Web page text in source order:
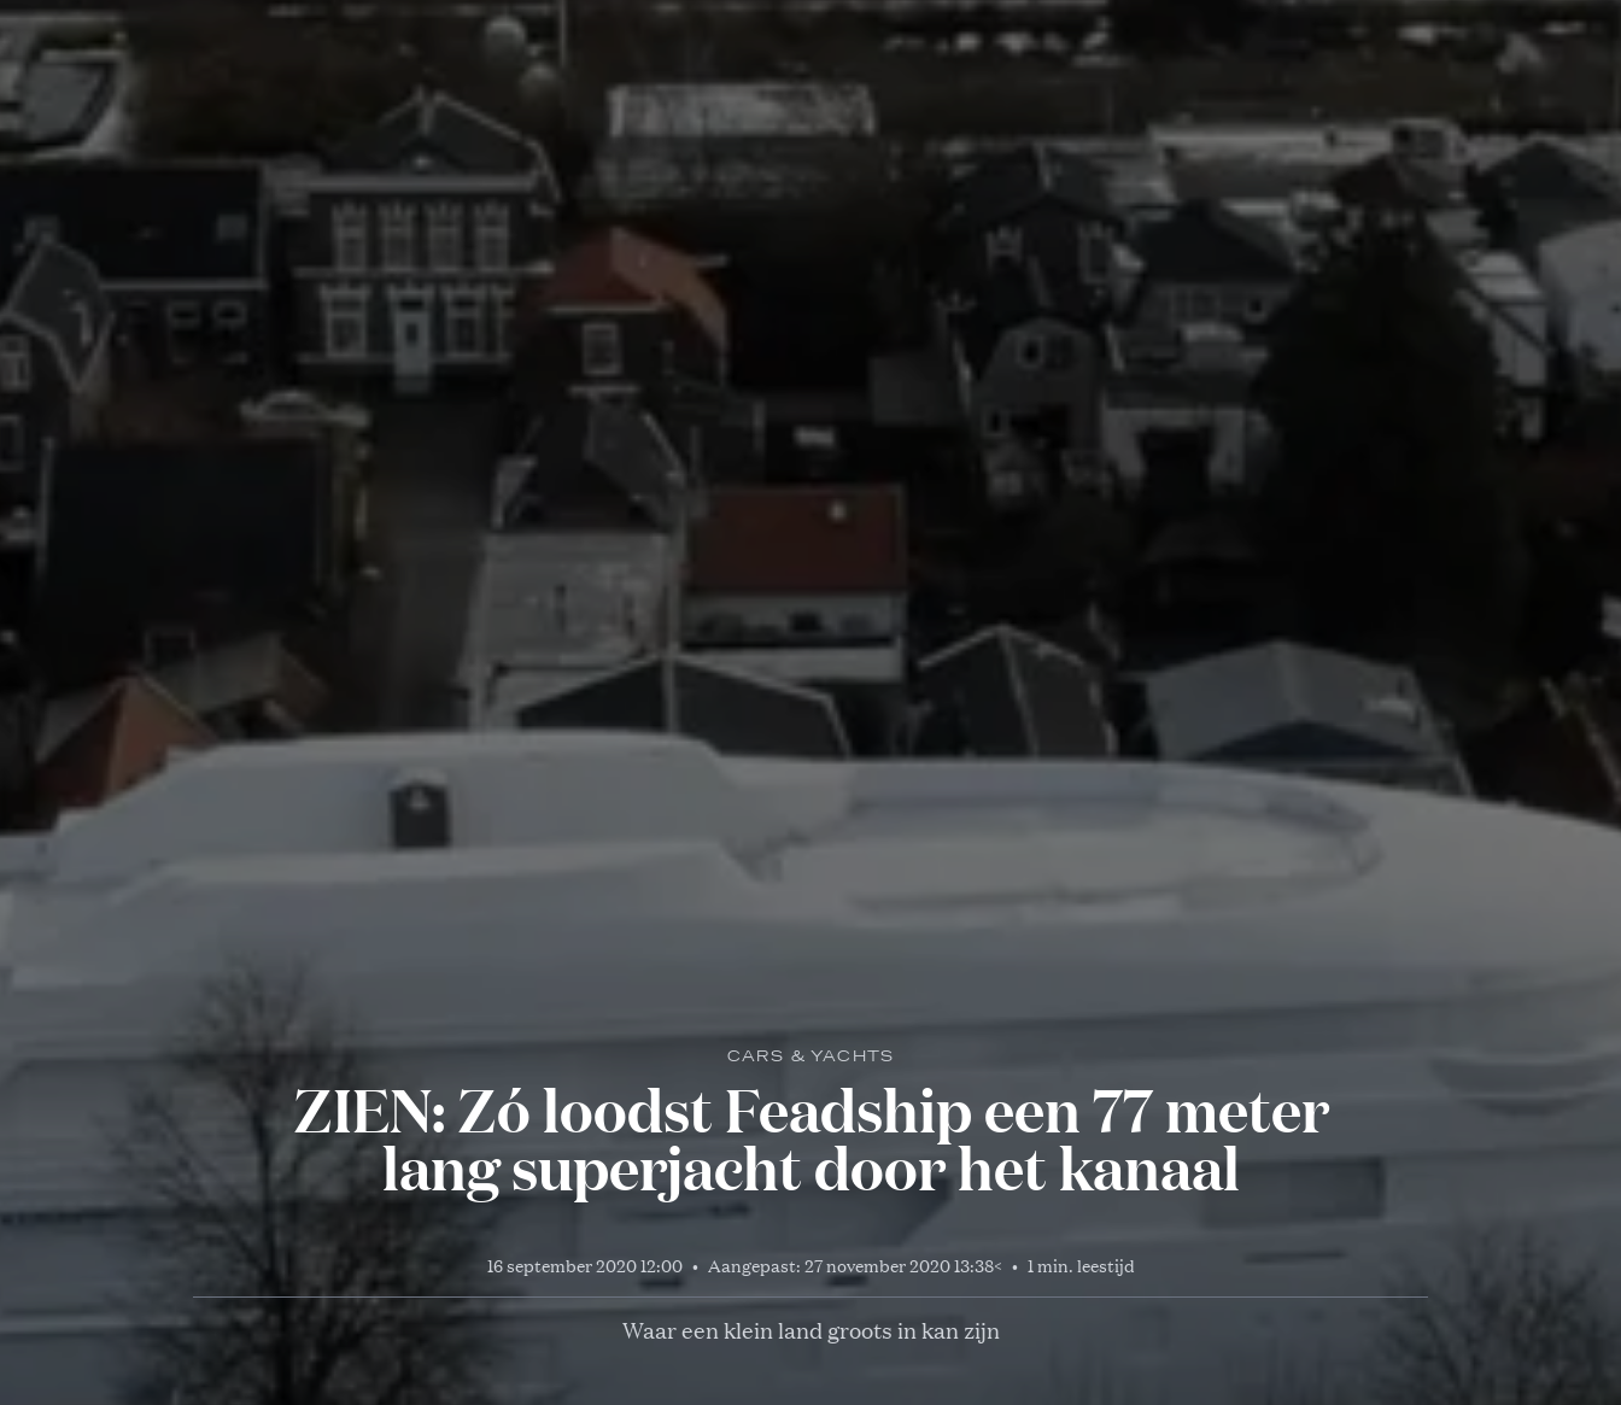
CARS & YACHTS
ZIEN: Zó loodst Feadship een 77 meter
lang superjacht door het kanaal
16 september 2020 12:00 • Aangepast: 27 november 2020 13:38< • 1 min. leestijd
Waar een klein land groots in kan zijn